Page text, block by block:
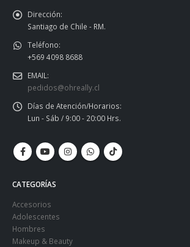
Dirección:
Santiago de Chile - RM.
Teléfono:
+569 4098 8688
EMAIL:
pedidos@ohreally.cl
Días de Atención/Horarios:
Lun - Sáb / 9:00 - 20:00 Hrs.
CATEGORÍAS
Accesorios
Adolescentes
Hombres
Makeup & Beauty